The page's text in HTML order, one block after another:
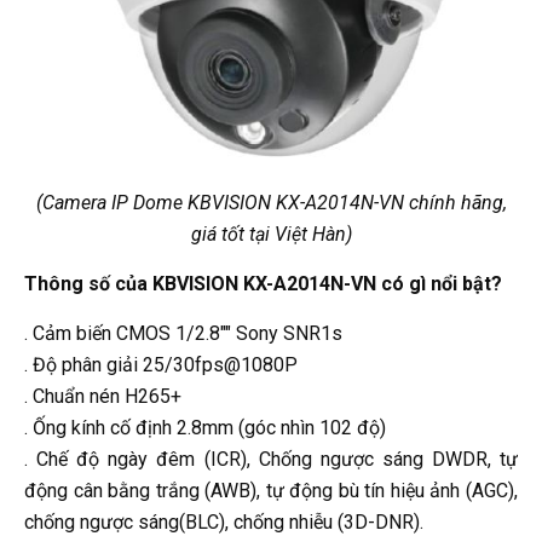
(Camera IP Dome KBVISION KX-A2014N-VN chính hãng,
giá tốt tại Việt Hàn)
Thông số của KBVISION KX-A2014N-VN có gì nổi bật?
. Cảm biến CMOS 1/2.8"" Sony SNR1s
. Độ phân giải 25/30fps@1080P
. Chuẩn nén H265+
. Ống kính cố định 2.8mm (góc nhìn 102 độ)
. Chế độ ngày đêm (ICR), Chống ngược sáng DWDR, tự
động cân bằng trắng (AWB), tự động bù tín hiệu ảnh (AGC),
chống ngược sáng(BLC), chống nhiễu (3D-DNR).